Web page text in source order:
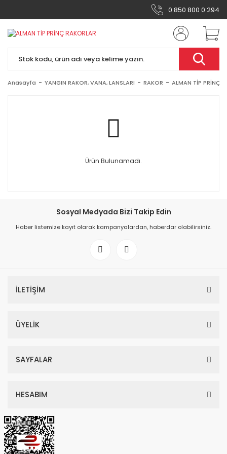
0 850 800 0 294
Anasayfa YANGIN RAKOR, VANA, LANSLARI RAKOR ALMAN TİP PRİNÇ
Ürün Bulunamadı.
Sosyal Medyada Bizi Takip Edin
Haber listemize kayıt olarak kampanyalardan, haberdar olabilirsiniz.
İLETİŞİM
ÜYELİK
SAYFALAR
HESABIM